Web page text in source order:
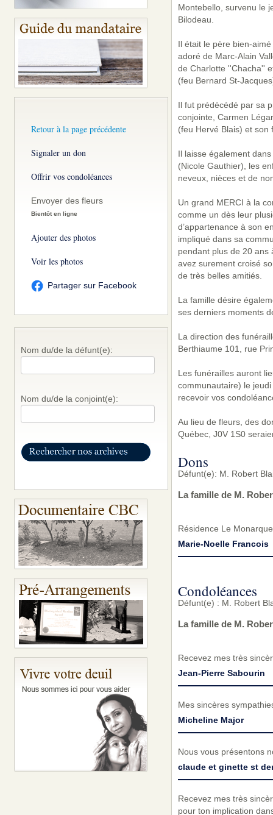
Retour à la page précédente
Signaler un don
Offrir vos condoléances
Envoyer des fleurs
Bientôt en ligne
Ajouter des photos
Voir les photos
Partager sur Facebook
Nom du/de la défunt(e):
Nom du/de la conjoint(e):
Montebello, survenu le
Bilodeau.
Il était le père bien-
adoré de Marc-Alain
de Charlotte ''Chacha''
(feu Bernard St-
Il fut prédécédé par sa
conjointe, Carmen
(feu Hervé Blais) et son
Il laisse également
(Nicole Gauthier), les
neveux, nièces et de
Un grand MERCI à la
comme un dès leur
d’appartenance à son
impliqué dans sa
pendant plus de 20 ans
avez surement croisé
de très belles amitiés.
La famille désire
ses derniers moments
La direction des
Berthiaume 101, rue
Les funérailles auront
communautaire) le
recevoir vos
Au lieu de fleurs, des
Québec, J0V 1S0
Dons
Défunt(e): M. Robert
La famille de M.
Résidence Le Monarque
Marie-Noelle Francois
Condoléances
Défunt(e) : M. Robert
La famille de M.
Recevez mes très
Jean-Pierre Sabourin
Mes sincères
Micheline Major
Nous vous présentons
claude et ginette st
Recevez mes très
pour ton implication